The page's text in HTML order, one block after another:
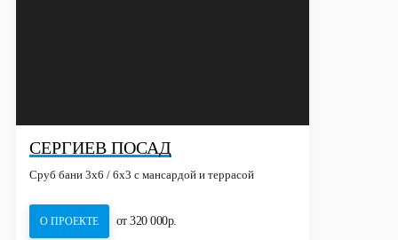
СЕРГИЕВ ПОСАД
Сруб бани 3х6 / 6x3 с мансардой и террасой
О ПРОЕКТЕ от 320 000р.